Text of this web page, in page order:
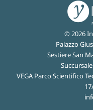
© 2026
Palazzo
Sestiere San
VEGA Parco Scientifico